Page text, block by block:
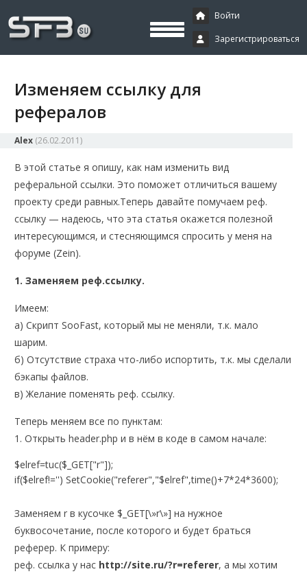
Буксы, программирование,
криптовалюта
криптовалюта и майнинг, экономические игры
Войти
Зарегистрироваться
Изменяем ссылку для
рефералов
Alex (26.02.2011)
В этой статье я опишу, как нам изменить вид
реферальной ссылки. Это поможет отличиться вашему
проекту среди равных.Теперь давайте помучаем реф.
ссылку — надеюсь, что эта статья окажется полезной
интересующимся, и стесняющимся спросить у меня на
форуме (Zein).
1. Заменяем реф.ссылку.
Имеем:
а) Скрипт SooFast, который мы не меняли, т.к. мало
шарим.
б) Отсутствие страха что-либо испортить, т.к. мы сделали
бэкапы файлов.
в) Желание поменять реф. ссылку.
Теперь меняем все по пунктам:
1. Открыть header.php и в нём в коде в самом начале:
$elref=tuc($_GET["r"]);
if($elref!='') SetCookie("referer","$elref",time()+7*24*3600);
Заменяем r в кусочке $_GET[\»r\»] на нужное
буквосочетание, после которого и будет браться
реферер. К примеру:
реф. ссылка у нас http://site.ru/?r=referer, а мы хотим